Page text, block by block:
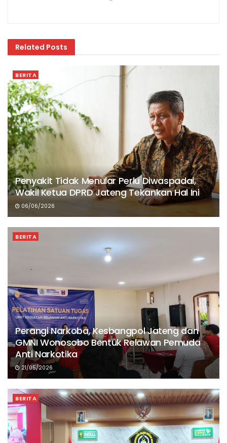
Related Posts
BERITA
Penyakit Tidak Menular Perlu Diwaspadai,
Wakil Ketua DPRD Jateng Tekankan Hal Ini
06/06/2026
BERITA
Perangi Narkoba, Kesbangpol Jateng dan
GMNI Wonosobo Bentuk Relawan Pemuda
Anti Narkotika
21/05/2026
BERITA